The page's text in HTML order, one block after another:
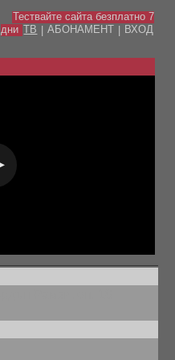
Тествайте сайта безплатно 7
дни ТВ АБОНАМЕНТ ВХОД